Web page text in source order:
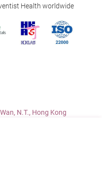
Health worldwide
N.T., Hong Kong